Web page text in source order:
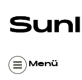
Menü